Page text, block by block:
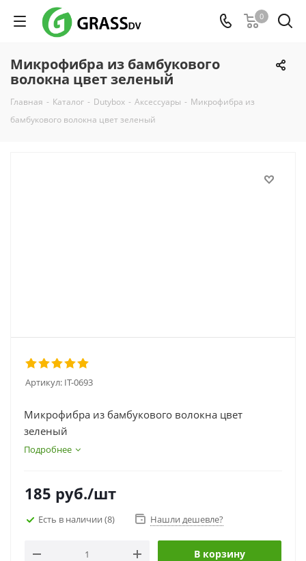
0
Микрофибра из бамбукового
волокна цвет зеленый
Главная - Каталог - Dutybox - Аксессуары - Микрофибра из
бамбукового волокна цвет зеленый
Артикул: IT-0693
Микрофибра из бамбукового волокна цвет
зеленый
Подробнее
185 руб./шт
Есть в наличии (8) Нашли дешевле?
В корзину